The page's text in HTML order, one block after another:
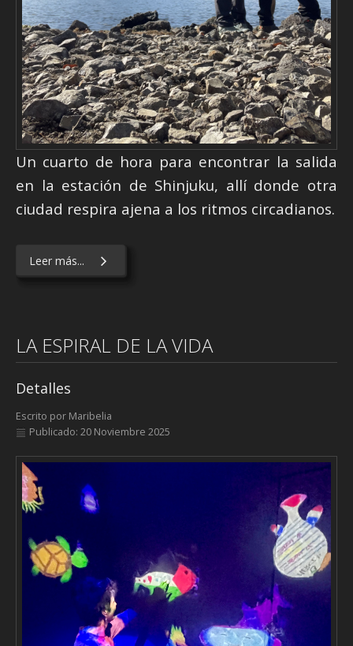
Un cuarto de hora para encontrar la salida
en la estación de Shinjuku, allí donde otra
ciudad respira ajena a los ritmos circadianos.
Leer más...
LA ESPIRAL DE LA VIDA
Detalles
Escrito por Maribelia
Publicado: 20 Noviembre 2025